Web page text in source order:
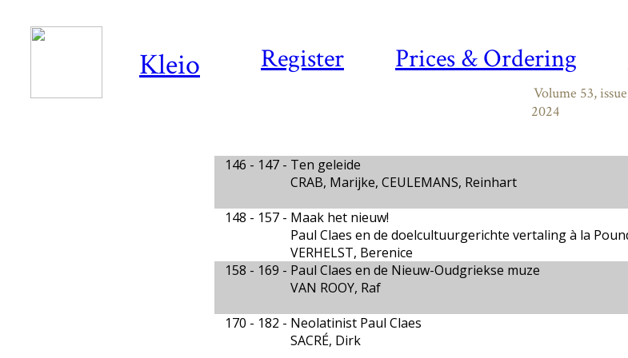
Register Prices & Ordering
Kleio
Volume 53,
2024
146 - 147 - Ten geleide
CRAB, Marijke, CEULEMANS, Reinhart
148 - 157 - Maak het nieuw!
Paul Claes en de doelcultuurgerichte vertaling à la
VERHELST, Berenice
158 - 169 - Paul Claes en de Nieuw-Oudgriekse muze
VAN ROOY, Raf
170 - 182 - Neolatinist Paul Claes
SACRÉ, Dirk